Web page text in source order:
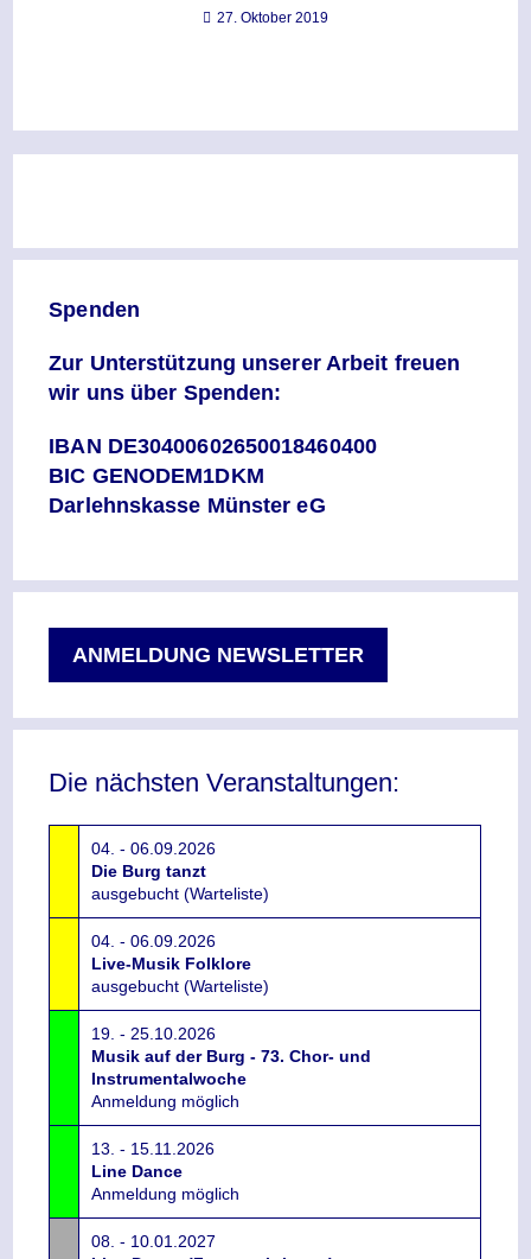
27. Oktober 2019
Spenden
Zur Unterstützung unserer Arbeit freuen
wir uns über Spenden:
IBAN DE30400602650018460400
BIC GENODEM1DKM
Darlehnskasse Münster eG
ANMELDUNG NEWSLETTER
Die nächsten Veranstaltungen:
04. - 06.09.2026
Die Burg tanzt
ausgebucht (Warteliste)
04. - 06.09.2026
Live-Musik Folklore
ausgebucht (Warteliste)
19. - 25.10.2026
Musik auf der Burg - 73. Chor- und
Instrumentalwoche
Anmeldung möglich
13. - 15.11.2026
Line Dance
Anmeldung möglich
08. - 10.01.2027